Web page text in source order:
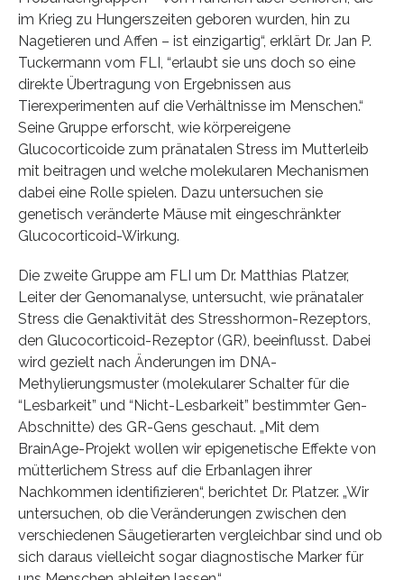
im Krieg zu Hungerszeiten geboren wurden, hin zu
Nagetieren und Affen – ist einzigartig“, erklärt Dr. Jan P.
Tuckermann vom FLI, “erlaubt sie uns doch so eine
direkte Übertragung von Ergebnissen aus
Tierexperimenten auf die Verhältnisse im Menschen.“
Seine Gruppe erforscht, wie körpereigene
Glucocorticoide zum pränatalen Stress im Mutterleib
mit beitragen und welche molekularen Mechanismen
dabei eine Rolle spielen. Dazu untersuchen sie
genetisch veränderte Mäuse mit eingeschränkter
Glucocorticoid-Wirkung.
Die zweite Gruppe am FLI um Dr. Matthias Platzer,
Leiter der Genomanalyse, untersucht, wie pränataler
Stress die Genaktivität des Stresshormon-Rezeptors,
den Glucocorticoid-Rezeptor (GR), beeinflusst. Dabei
wird gezielt nach Änderungen im DNA-
Methylierungsmuster (molekularer Schalter für die
“Lesbarkeit” und “Nicht-Lesbarkeit” bestimmter Gen-
Abschnitte) des GR-Gens geschaut. „Mit dem
BrainAge-Projekt wollen wir epigenetische Effekte von
mütterlichem Stress auf die Erbanlagen ihrer
Nachkommen identifizieren“, berichtet Dr. Platzer. „Wir
untersuchen, ob die Veränderungen zwischen den
verschiedenen Säugetierarten vergleichbar sind und ob
sich daraus vielleicht sogar diagnostische Marker für